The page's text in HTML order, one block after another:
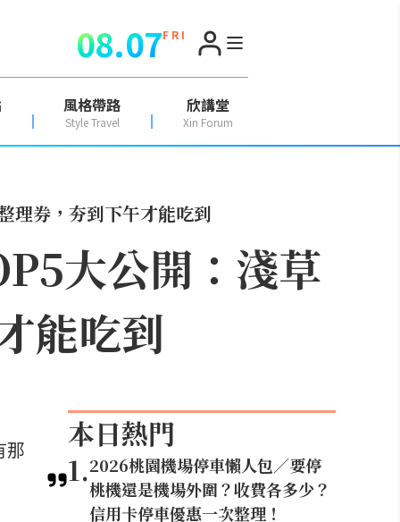
08.07F R I
風格帶路
Style Travel
欣講堂
Xin Forum
理券，夯到下午才能吃到
大公開：淺草
能吃到
那
本日熱門
1.2026桃園機場停車懶人包／要停
桃機還是機場外圍？收費各多少？
信用卡停車優惠一次整理！